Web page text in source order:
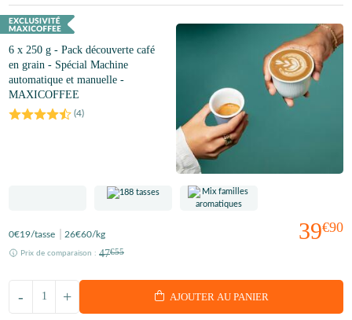
6 x 250 g - Pack découverte café
en grain - Spécial Machine
automatique et manuelle -
MAXICOFFEE
(4)
39€90
0€19/tasse 26€60/kg
Prix de comparaison : 47€55
+
- AJOUTER AU PANIER